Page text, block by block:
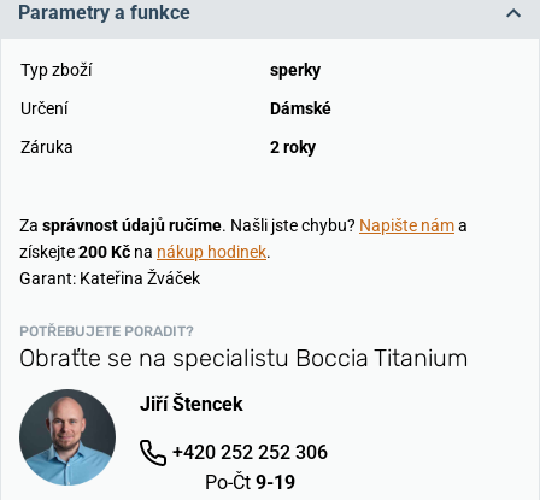
Parametry a funkce
Typ zboží
sperky
Určení
Dámské
Záruka
2 roky
Za správnost údajů ručíme. Našli jste chybu? Napište náma
získejte200 Kč na nákup hodinek.
Garant: Kateřina Žváček
POTŘEBUJETE PORADIT?
Obraťte se na specialistu Boccia Titanium
Jiří Štencek
+420 252 252 306
Po-Čt 9-19